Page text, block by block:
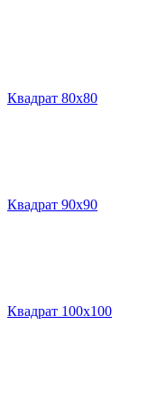
Квадрат 80х80
Квадрат 90х90
Квадрат 100х100